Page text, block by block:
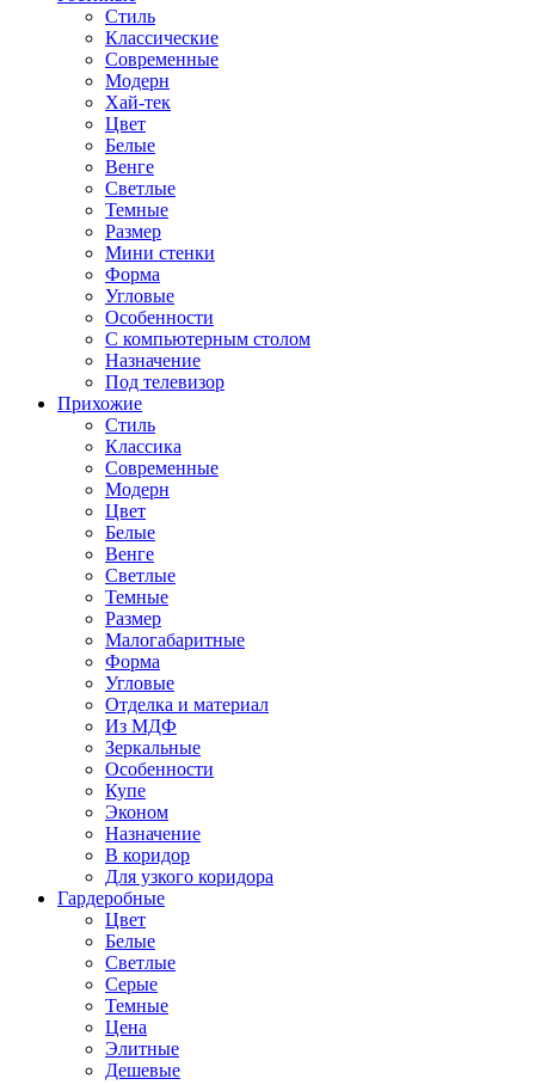
Стиль
Классические
Современные
Модерн
Хай-тек
Цвет
Белые
Венге
Светлые
Темные
Размер
Мини стенки
Форма
Угловые
Особенности
С компьютерным столом
Назначение
Под телевизор
Прихожие
Стиль
Классика
Современные
Модерн
Цвет
Белые
Венге
Светлые
Темные
Размер
Малогабаритные
Форма
Угловые
Отделка и материал
Из МДФ
Зеркальные
Особенности
Купе
Эконом
Назначение
В коридор
Для узкого коридора
Гардеробные
Цвет
Белые
Светлые
Серые
Темные
Цена
Элитные
Дешевые